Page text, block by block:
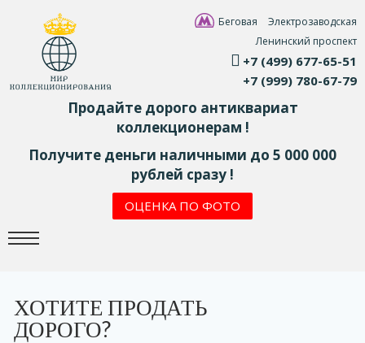
Беговая
Электрозаводская
Ленинский проспект
+7 (499) 677-65-51
+7 (999) 780-67-79
Продайте дорого антиквариат
коллекционерам !
Получите деньги наличными до 5 000 000
рублей сразу !
ОЦЕНКА ПО ФОТО
ХОТИТЕ ПРОДАТЬ
ДОРОГО?